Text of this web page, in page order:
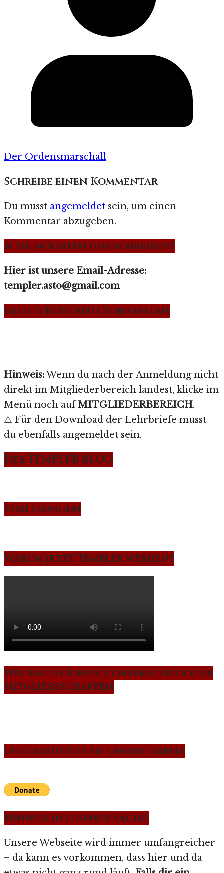
Der Ordensmarschall
Schreibe einen Kommentar
Du musst angemeldet sein, um einen
Kommentar abzugeben.
⚔️ Sie möchten uns schreiben?
Hier ist unsere Email-Adresse:
templer.asto@gmail.com
Gleich KOSTENLOS bestellen
Hinweis:Wenn du nach der Anmeldung nicht
direkt im Mitgliederbereich landest, klicke im
Menü noch aufMITGLIEDERBEREICH.
⚠️ Für den Download der Lehrbriefe musst
du ebenfalls angemeldet sein.
Der TEMPLER BLOG
Vorlesungen
Warum jetzt Templer werden?
Wir bieten Ihnen 3 unterschiedliche
Mitgliedsschaften
Unterstützen Sie unsere Arbeit
Hinweis in eigener Sache:
Unsere Webseite wird immer umfangreicher
– da kann es vorkommen, dass hier und da